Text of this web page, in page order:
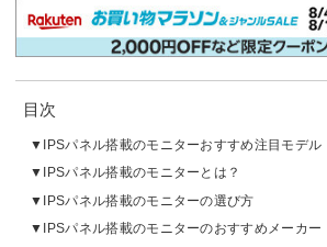
目次
IPSパネル搭載のモニターおすすめ注目モデル
IPSパネル搭載のモニターとは？
IPSパネル搭載のモニターの選び方
IPSパネル搭載のモニターのおすすめメーカー